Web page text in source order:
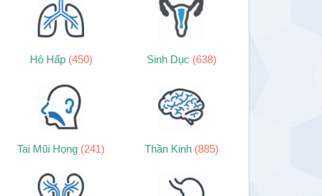
Hô Hấp (450) Sinh Dục (638)
Tai Mũi Họng (241) Thần Kinh (885)